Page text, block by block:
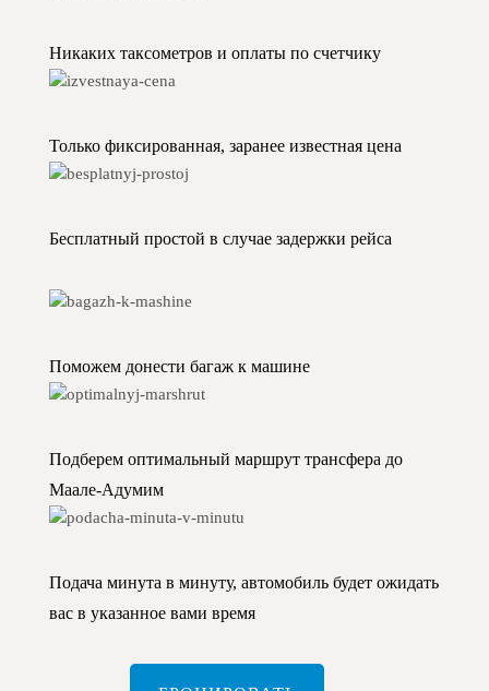
Никаких таксометров и оплаты по счетчику
Только фиксированная, заранее известная цена
Бесплатный простой в случае задержки рейса
Поможем донести багаж к машине
Подберем оптимальный маршрут трансфера до
Маале-Адумим
Подача минута в минуту, автомобиль будет ожидать
вас в указанное вами время